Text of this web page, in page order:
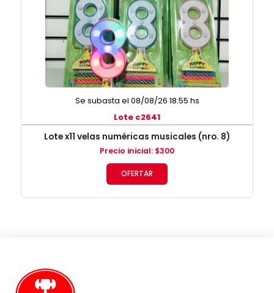
Se subasta el 08/08/26 18:55 hs
Lote c2641
Lote x11 velas numéricas musicales (nro. 8)
Precio inicial: $300
OFERTAR